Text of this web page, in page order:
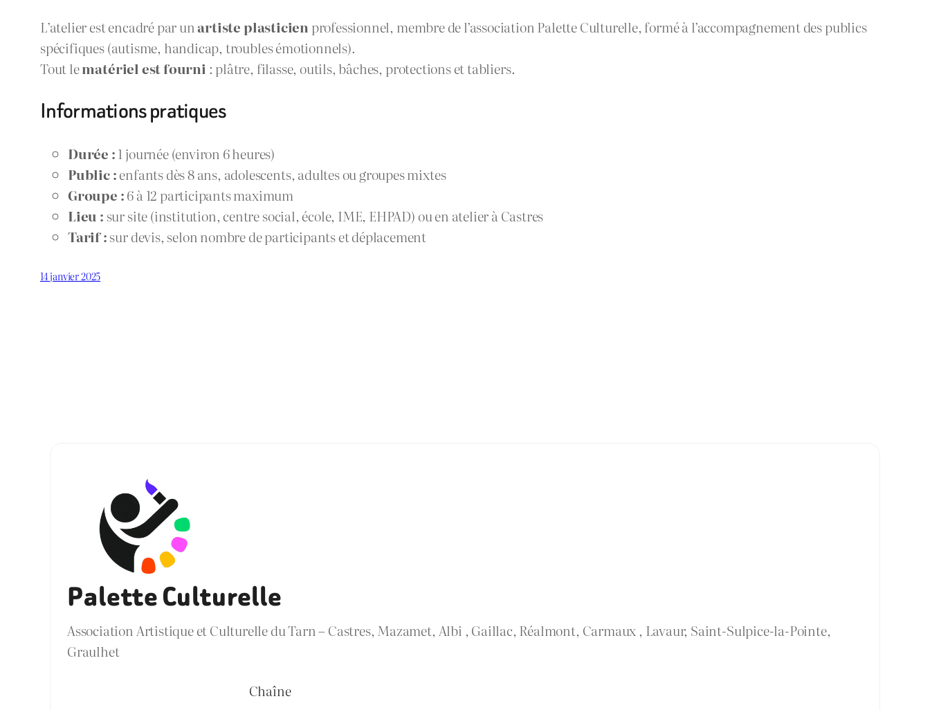
L’atelier est encadré par unartiste plasticien professionnel, membre de l’association Palette Culturelle, formé à l’accompagnement des publics
spécifiques (autisme, handicap, troubles émotionnels).
Tout lematériel est fourni : plâtre, filasse, outils, bâches, protections et tabliers.
Informations pratiques
Durée :1 journée (environ 6 heures)
Public :enfants dès 8 ans, adolescents, adultes ou groupes mixtes
Groupe :6 à 12 participants maximum
Lieu : sur site (institution, centre social, école, IME, EHPAD) ou en atelier à Castres
Tarif :sur devis, selon nombre de participants et déplacement
14 janvier 2025
Palette Culturelle
Association Artistique et Culturelle du Tarn – Castres, Mazamet, Albi , Gaillac, Réalmont, Carmaux , Lavaur, Saint-Sulpice-la-Pointe,
Graulhet
Chaîne